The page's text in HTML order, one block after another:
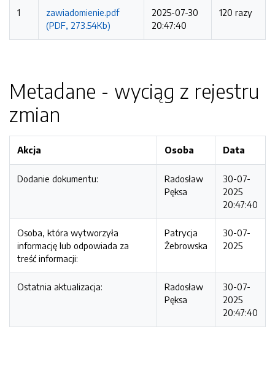
1
zawiadomienie.pdf
(PDF, 273.54Kb)
2025-07-30
20:47:40
120 razy
Metadane - wyciąg z rejestru
zmian
Akcja Osoba Data
Dodanie dokumentu:
Radosław
Pęksa
30-07-
2025
20:47:40
Osoba, która wytworzyła
informację lub odpowiada za
treść informacji:
Patrycja
Żebrowska
30-07-
2025
Ostatnia aktualizacja:
Radosław
Pęksa
30-07-
2025
20:47:40